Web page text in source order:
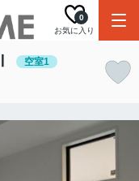
お気に入り
0
空室1